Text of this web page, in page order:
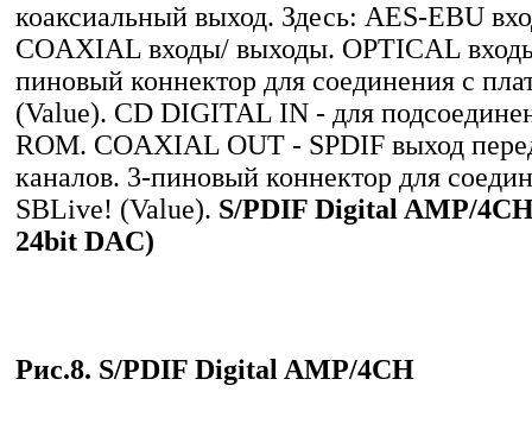
коаксиальный выход. Здесь: AES-EBU
COAXIAL входы/ выходы. OPTICAL
пиновый коннектор для соединения с
(Value). CD DIGITAL IN - для
ROM. COAXIAL OUT - SPDIF выход
каналов. 3-пиновый коннектор для
SBLive! (Value). S/PDIF Digital AMP/
24bit DAC)
Рис.8. S/PDIF Digital AMP/4CH